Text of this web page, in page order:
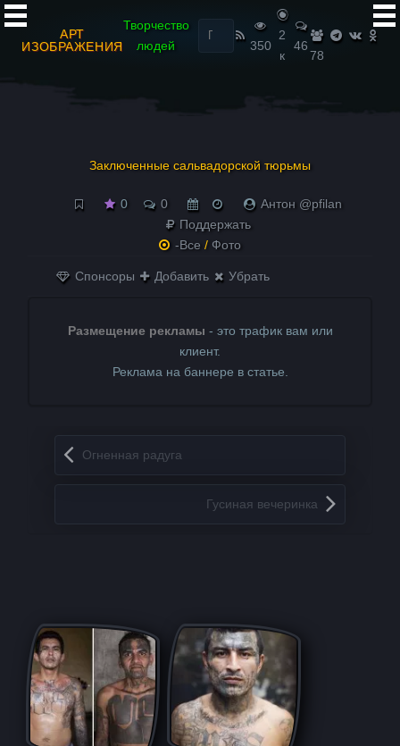
АРТ
ИЗОБРАЖЕНИЯ
Творчество
людей
Найти:
350
2
к
46
78
Заключенные сальвадорской тюрьмы
0 0
Антон @pfilan
Поддержать
-Все / Фото
Спонсоры Добавить Убрать
Размещение рекламы - это трафик вам или
клиент.
Реклама на баннере в статье.
Запись навигация
Огненная радуга
Гусиная вечеринка